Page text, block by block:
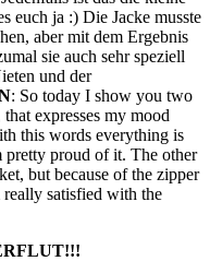
euch ja :) Die Jacke musste
aber mit dem Ergebnis
sie auch sehr speziell
und der
: So today I show you two
expresses my mood
this words everything is
pretty proud of it. The other
but because of the zipper
really satisfied with the